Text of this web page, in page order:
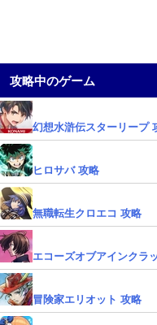
攻略中のゲーム
幻想水滸伝スターリープ
ヒロサバ 攻略
無職転生クロエコ 攻略
エコーズオブアインクラ
冒険家エリオット 攻略